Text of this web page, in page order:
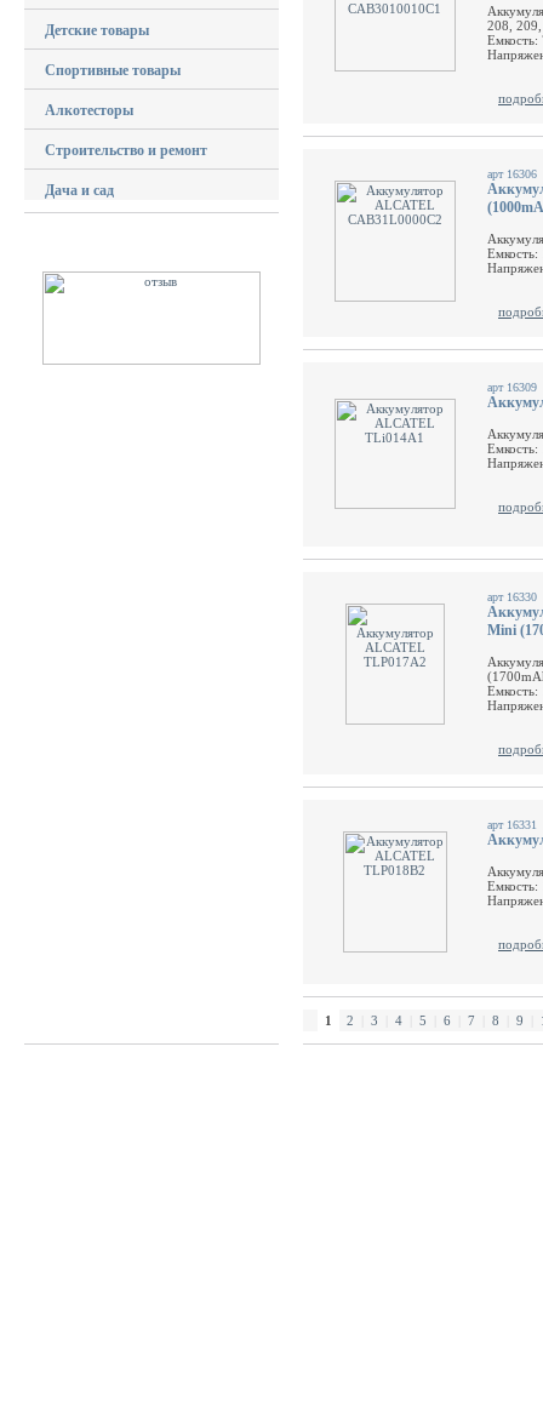
Детские товары
Спортивные товары
Алкотесторы
Строительство и ремонт
Дача и сад
208,
арт 16306
арт 16309
арт 16330
Mini
арт 16331
1 2 3 4 5 6 7 8 9